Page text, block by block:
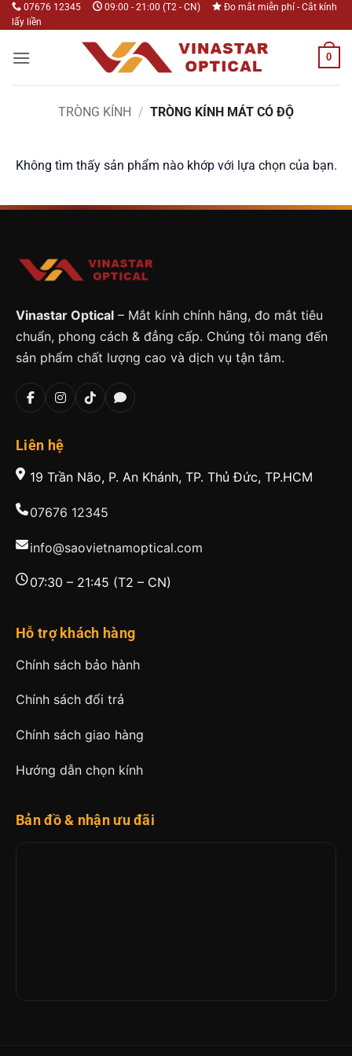
Bỏ
qua
dung
07676 12345 09:00 - 21:00 (T2 - CN)
Đo mắt miễn phí - Cắt kính
lấy liền
0
TRÒNG KÍNH / TRÒNG KÍNH MÁT CÓ ĐỘ
Không tìm thấy sản phẩm nào khớp với lựa chọn của bạn.
Vinastar Optical – Mắt kính chính hãng, đo mắt tiêu
chuẩn, phong cách & đẳng cấp. Chúng tôi mang đến
sản phẩm chất lượng cao và dịch vụ tận tâm.
Liên hệ
19 Trần Não, P. An Khánh, TP. Thủ Đức, TP.HCM
07676 12345
info@saovietnamoptical.com
07:30 – 21:45 (T2 – CN)
Hỗ trợ khách hàng
Chính sách bảo hành
Chính sách đổi trả
Chính sách giao hàng
Hướng dẫn chọn kính
Bản đồ & nhận ưu đãi